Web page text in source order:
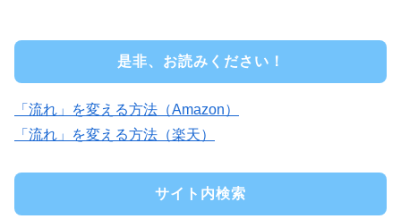
是非、お読みください！
「流れ」を変える方法（Amazon）
「流れ」を変える方法（楽天）
サイト内検索